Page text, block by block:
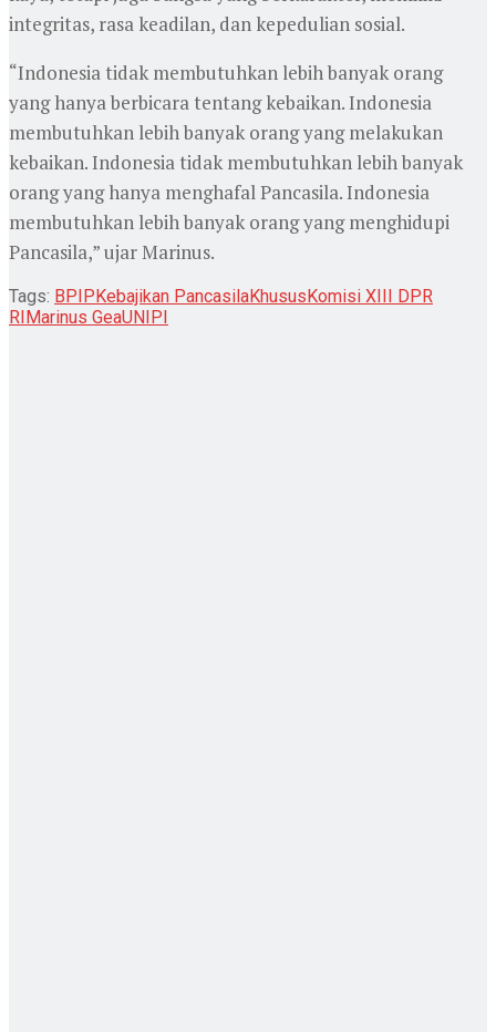
integritas, rasa keadilan, dan kepedulian sosial.
“Indonesia tidak membutuhkan lebih banyak orang
yang hanya berbicara tentang kebaikan. Indonesia
membutuhkan lebih banyak orang yang melakukan
kebaikan. Indonesia tidak membutuhkan lebih banyak
orang yang hanya menghafal Pancasila. Indonesia
membutuhkan lebih banyak orang yang menghidupi
Pancasila,” ujar Marinus.
Tags: BPIPKebajikan PancasilaKhususKomisi XIII DPR
RIMarinus GeaUNIPI